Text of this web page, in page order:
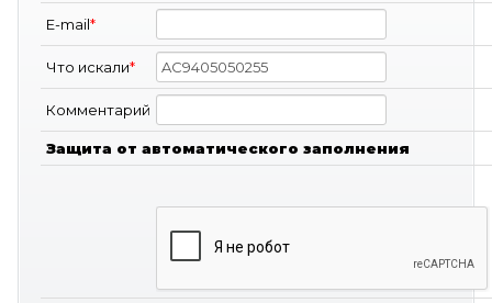
E-mail*
Что искали*
Комментарий
Защита от автоматического заполнения